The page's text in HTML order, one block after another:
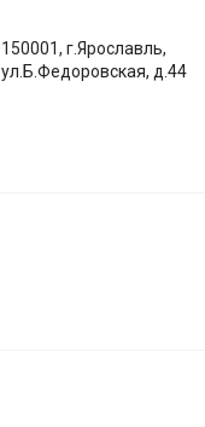
150001, г.Ярославль,
ул.Б.Федоровская, д.44